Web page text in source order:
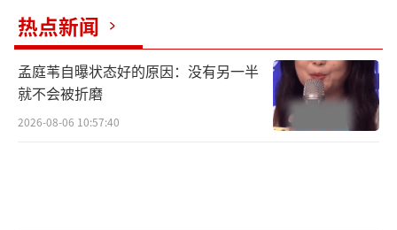
热点新闻
孟庭苇自曝状态好的原因：没有另一半
就不会被折磨
2026-08-06 10:57:40